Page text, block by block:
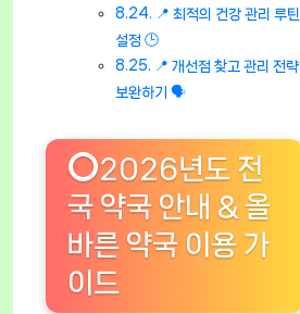
📍 최적의 건강 관리 루틴
설정 🕒
📍 개선점 찾고 관리 전략
보완하기 🗣️
⭕2026년도 전
국 약국 안내 & 올
바른 약국 이용 가
이드